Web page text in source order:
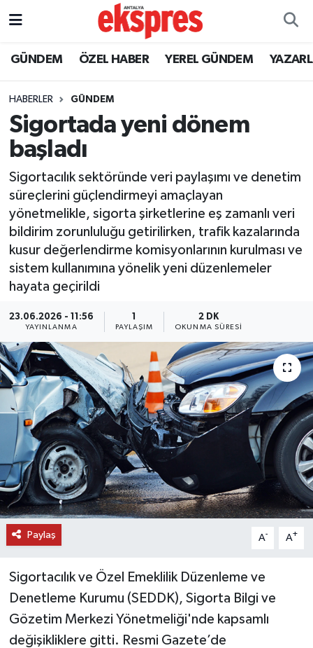
GÜNDEM ÖZEL HABER YEREL GÜNDEM
HABERLER GÜNDEM
Sigortada yeni dönem
başladı
Sigortacılık sektöründe veri paylaşımı ve denetim
süreçlerini güçlendirmeyi amaçlayan
yönetmelikle, sigorta şirketlerine eş zamanlı veri
bildirim zorunluluğu getirilirken, trafik kazalarında
kusur değerlendirme komisyonlarının kurulması ve
sistem kullanımına yönelik yeni düzenlemeler
hayata geçirildi
23.06.2026 - 11:56
YAYINLANMA
1
PAYLAŞIM
2 DK
OKUNMA SÜRESI
Paylaş A- A+
Sigortacılık ve Özel Emeklilik Düzenleme ve
Denetleme Kurumu (SEDDK), Sigorta Bilgi ve
Gözetim Merkezi Yönetmeliği'nde kapsamlı
değişikliklere gitti. Resmi Gazete’de
ÖZEL HABER
YEREL GÜNDEM
EKONOMİ
KÜLTÜR - SANAT
SPOR
SİYASET
EĞİTİM
TURİZM
RÖPORTAJ
VİDEO HABERLER
YAZARLAR
Nöbetçi Eczaneler
Trafik Durumu
Süper Lig Puan Durumu ve Fikstür
Tüm Manşetler
Son Dakika Haberleri
Haber Arşivi